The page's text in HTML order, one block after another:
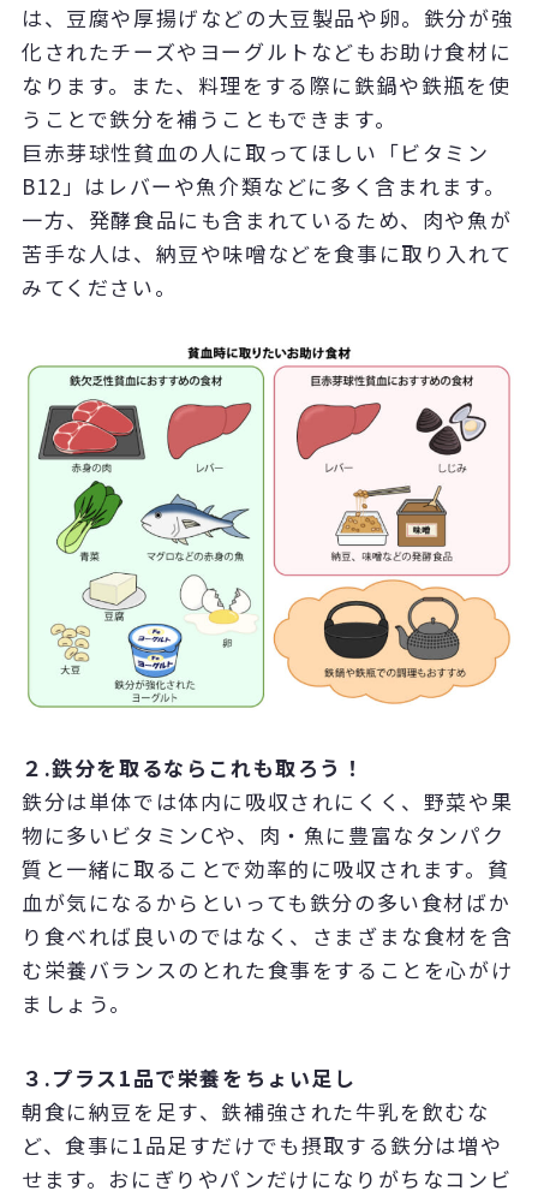
は、豆腐や厚揚げなどの大豆製品や卵。鉄分が強
化されたチーズやヨーグルトなどもお助け食材に
なります。また、料理をする際に鉄鍋や鉄瓶を使
うことで鉄分を補うこともできます。
巨赤芽球性貧血の人に取ってほしい「ビタミン
B12」はレバーや魚介類などに多く含まれます。
一方、発酵食品にも含まれているため、肉や魚が
苦手な人は、納豆や味噌などを食事に取り入れて
みてください。
２.鉄分を取るならこれも取ろう！
鉄分は単体では体内に吸収されにくく、野菜や果
物に多いビタミンCや、肉・魚に豊富なタンパク
質と一緒に取ることで効率的に吸収されます。貧
血が気になるからといっても鉄分の多い食材ばか
り食べれば良いのではなく、さまざまな食材を含
む栄養バランスのとれた食事をすることを心がけ
ましょう。
３.プラス1品で栄養をちょい足し
朝食に納豆を足す、鉄補強された牛乳を飲むな
ど、食事に1品足すだけでも摂取する鉄分は増や
せます。おにぎりやパンだけになりがちなコンビ